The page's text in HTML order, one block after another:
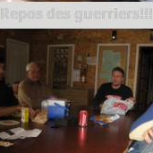
Repos des guerriers!!!